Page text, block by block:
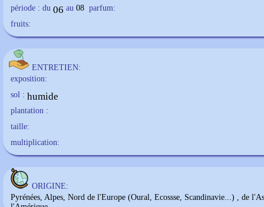
période : du 06 au 08 parfum:
fruits:
ENTRETIEN:
exposition:
sol : humide
plantation :
taille:
multiplication:
ORIGINE:
Pyrénées, Alpes, Nord de l'Europe (Oural, Ecossse, Scandinavie...) , de